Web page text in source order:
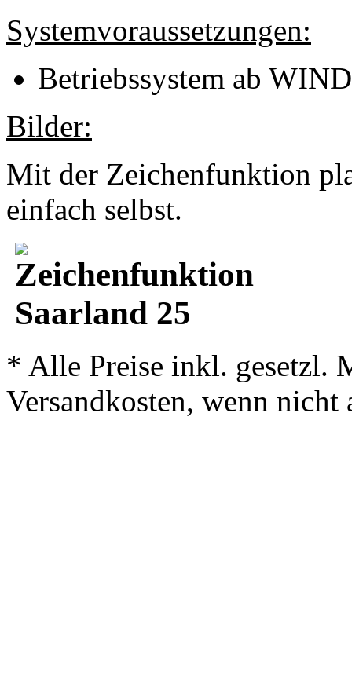
Systemvoraussetzungen:
Betriebssystem ab
Bilder:
Mit der Zeichenfunktion
einfach selbst.
* Alle Preise inkl. gesetzl.
Versandkosten, wenn nicht